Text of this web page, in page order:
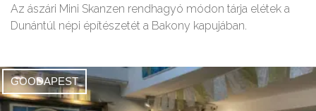
Az ászári Mini Skanzen rendhagyó módon tárja elétek a
Dunántúl népi építészetét a Bakony kapujában.
GOODAPEST